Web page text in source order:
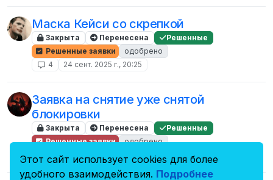
Маска Кейси со скрепкой
Закрыта Перенесена
Решенные
Решенные заявки
одобрено
4
24 сент. 2025 г., 20:25
Заявка на снятие уже снятой
блокировки
Закрыта Перенесена
Решенные
Решенные заявки
одобрено
Этот сайт использует cookies для более
удобного взаимодействия. Подробнее